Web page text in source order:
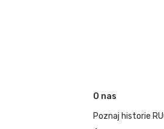
O nas
Poznaj historie